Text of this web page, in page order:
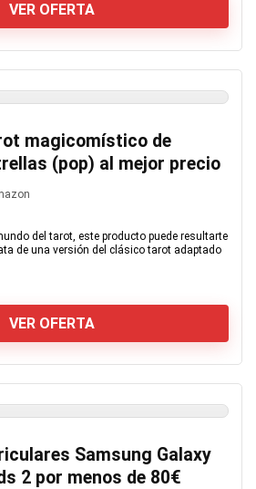
VER OFERTA
magicomístico de
(pop) al mejor precio
del tarot, este producto puede resultarte
de una versión del clásico tarot adaptado
VER OFERTA
Samsung Galaxy
2 por menos de 80€